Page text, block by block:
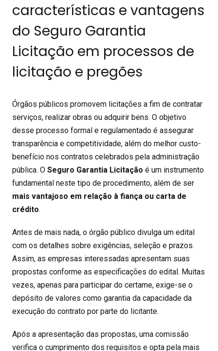
características e vantagens
do Seguro Garantia
Licitação em processos de
licitação e pregões
Órgãos públicos promovem licitações a fim de contratar
serviços, realizar obras ou adquirir bens. O objetivo
desse processo formal e regulamentado é assegurar
transparência e competitividade, além do melhor custo-
benefício nos contratos celebrados pela administração
pública. O Seguro Garantia Licitação é um instrumento
fundamental neste tipo de procedimento, além de ser
mais vantajoso em relação à fiança ou carta de
crédito.
Antes de mais nada, o órgão público divulga um edital
com os detalhes sobre exigências, seleção e prazos.
Assim, as empresas interessadas apresentam suas
propostas conforme as especificações do edital. Muitas
vezes, apenas para participar do certame, exige-se o
depósito de valores como garantia da capacidade da
execução do contrato por parte do licitante.
Após a apresentação das propostas, uma comissão
verifica o cumprimento dos requisitos e opta pela mais